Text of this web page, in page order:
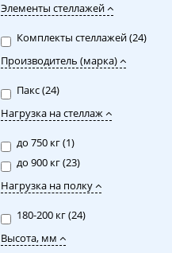
Элементы стеллажей
Комплекты стеллажей (24)
Производитель (марка)
Пакс (24)
Нагрузка на стеллаж
до 750 кг (1)
до 900 кг (23)
Нагрузка на полку
180-200 кг (24)
Высота, мм